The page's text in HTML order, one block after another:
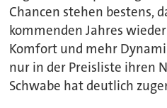
Chancen stehen bestens,
kommenden Jahres
Komfort und mehr
nur in der Preisliste ihren
Schwabe hat deutlich